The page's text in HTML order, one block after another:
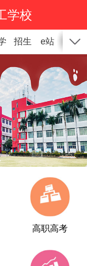
学校
招生 e站 新闻
高职高考